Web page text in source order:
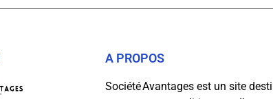
A PROPOS
Société Avantages est un site